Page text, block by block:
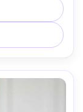
R5 e
nas uvas
4:5